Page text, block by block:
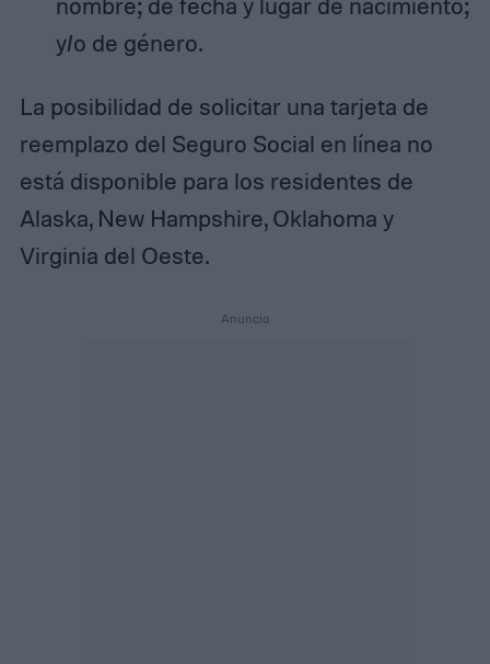
y/o de género.
La posibilidad de solicitar una tarjeta de
reemplazo del Seguro Social en línea no
está disponible para los residentes de
Alaska, New Hampshire, Oklahoma y
Virginia del Oeste.